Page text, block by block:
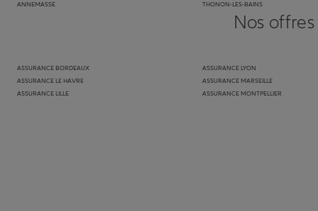
ANNEMASSE THONON-LES-BAINS
Nos
ASSURANCE BORDEAUX
ASSURANCE LE HAVRE
ASSURANCE LILLE
ASSURANCE LYON
ASSURANCE MARSEILLE
ASSURANCE MONTPELLIER